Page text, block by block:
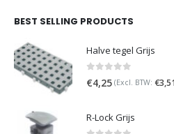
BEST SELLING PRODUCTS
Halve tegel Grijs
€4,25 (Excl. BTW: €
R-Lock Grijs